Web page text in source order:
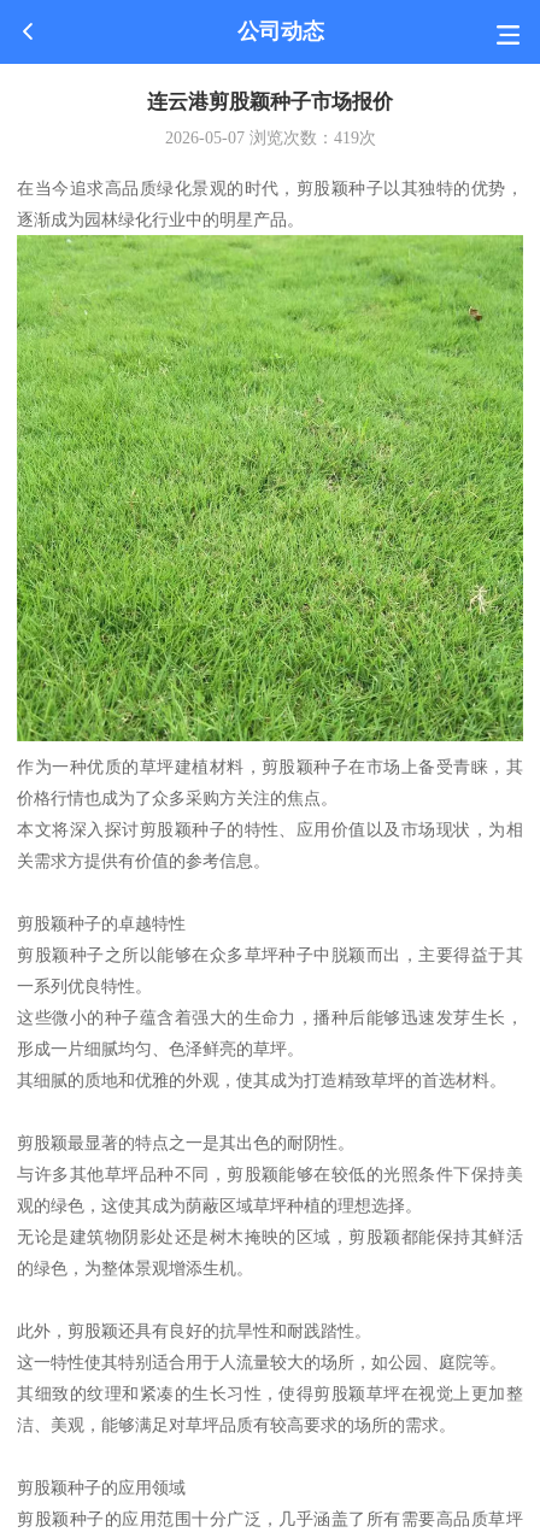
公司动态
连云港剪股颖种子市场报价
2026-05-07浏览次数： 419次
在当今追求高品质绿化景观的时代，剪股颖种子以其独特的优势，
逐渐成为园林绿化行业中的明星产品。
作为一种优质的草坪建植材料，剪股颖种子在市场上备受青睐，其
价格行情也成为了众多采购方关注的焦点。
本文将深入探讨剪股颖种子的特性、应用价值以及市场现状，为相
关需求方提供有价值的参考信息。
剪股颖种子的卓越特性
剪股颖种子之所以能够在众多草坪种子中脱颖而出，主要得益于其
一系列优良特性。
这些微小的种子蕴含着强大的生命力，播种后能够迅速发芽生长，
形成一片细腻均匀、色泽鲜亮的草坪。
其细腻的质地和优雅的外观，使其成为打造精致草坪的首选材料。
剪股颖最显著的特点之一是其出色的耐阴性。
与许多其他草坪品种不同，剪股颖能够在较低的光照条件下保持美
观的绿色，这使其成为荫蔽区域草坪种植的理想选择。
无论是建筑物阴影处还是树木掩映的区域，剪股颖都能保持其鲜活
的绿色，为整体景观增添生机。
此外，剪股颖还具有良好的抗旱性和耐践踏性。
这一特性使其特别适合用于人流量较大的场所，如公园、庭院等。
其细致的纹理和紧凑的生长习性，使得剪股颖草坪在视觉上更加整
洁、美观，能够满足对草坪品质有较高要求的场所的需求。
剪股颖种子的应用领域
剪股颖种子的应用范围十分广泛，几乎涵盖了所有需要高品质草坪